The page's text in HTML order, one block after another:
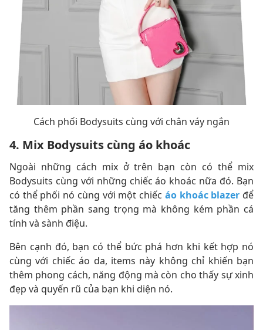
Cách phối Bodysuits cùng với chân váy ngắn
4. Mix Bodysuits cùng áo khoác
Ngoài những cách mix ở trên bạn còn có thể mix
Bodysuits cùng với những chiếc áo khoác nữa đó. Bạn
có thể phối nó cùng với một chiếc áo khoác blazer để
tăng thêm phần sang trọng mà không kém phần cá
tính và sành điệu.
Bên cạnh đó, bạn có thể bức phá hơn khi kết hợp nó
cùng với chiếc áo da, items này không chỉ khiến bạn
thêm phong cách, năng động mà còn cho thấy sự xinh
đẹp và quyến rũ của bạn khi diện nó.